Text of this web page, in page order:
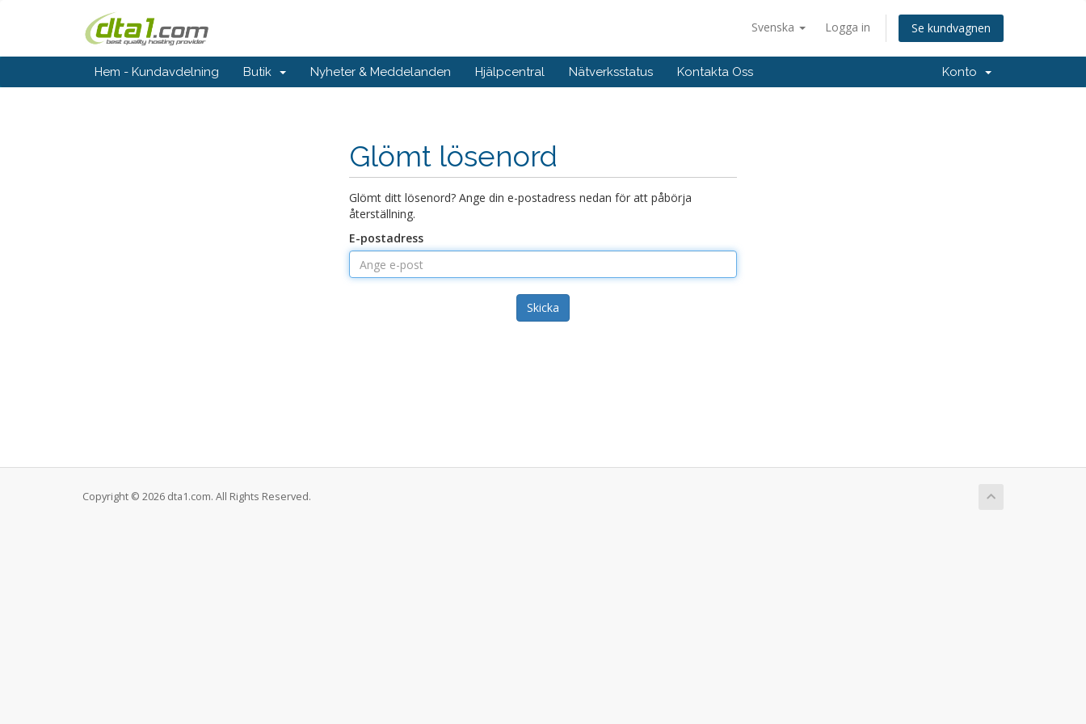
Svenska Logga in Se kundvagnen
Hem - Kundavdelning Butik Nyheter & Meddelanden Hjälpcentral Nätverksstatus Kontakta Oss Konto
Glömt lösenord
Glömt ditt lösenord? Ange din e-postadress nedan för att påbörja
återställning.
E-postadress
Skicka
Copyright © 2026 dta1.com. All Rights Reserved.